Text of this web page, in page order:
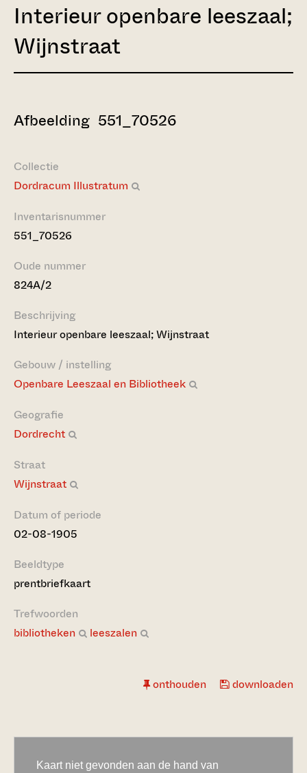
Interieur openbare leeszaal;
Wijnstraat
Afbeelding 551_70526
Collectie
Dordracum Illustratum
Inventarisnummer
551_70526
Oude nummer
824A/2
Beschrijving
Interieur openbare leeszaal; Wijnstraat
Gebouw / instelling
Openbare Leeszaal en Bibliotheek
Geografie
Dordrecht
Straat
Wijnstraat
Datum of periode
02-08-1905
Beeldtype
prentbriefkaart
Trefwoorden
bibliotheken
leeszalen
onthouden downloaden